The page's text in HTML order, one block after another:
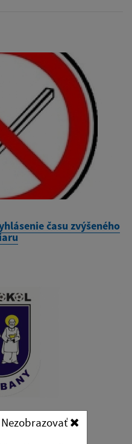
Nezobrazovať
času zvýšeného
09. 08. 2026